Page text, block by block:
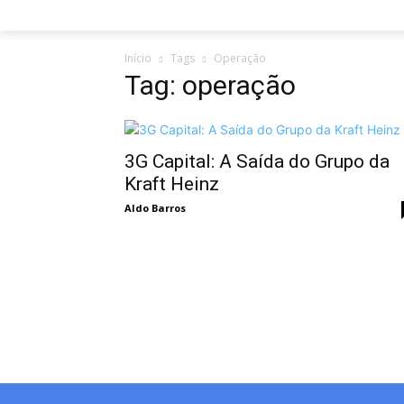
Início Tags Operação
Tag: operação
3G Capital: A Saída do Grupo da
Kraft Heinz
Aldo Barros